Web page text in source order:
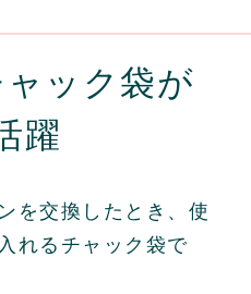
ック袋が
躍
を交換したとき、使
れるチャック袋で